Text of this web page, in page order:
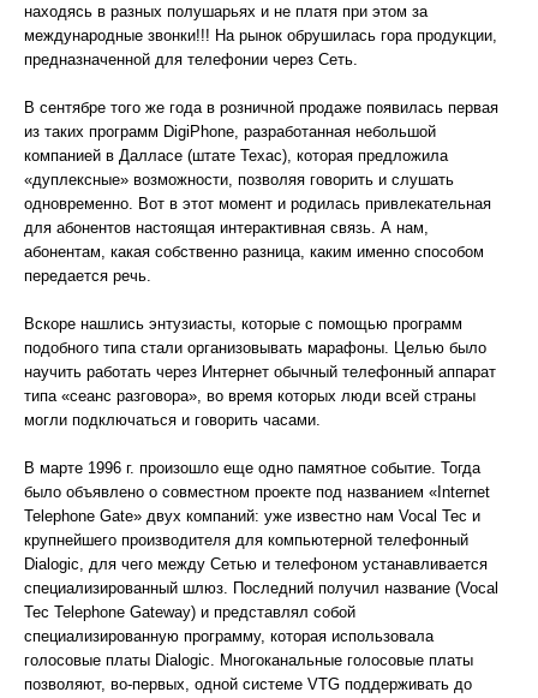
находясь в разных полушарьях и не платя при этом за
международные звонки!!! На рынок обрушилась гора продукции,
предназначенной для телефонии через Сеть.
В сентябре того же года в розничной продаже появилась первая
из таких программ DigiPhone, разработанная небольшой
компанией в Далласе (штате Техас), которая предложила
«дуплексные» возможности, позволяя говорить и слушать
одновременно. Вот в этот момент и родилась привлекательная
для абонентов настоящая интерактивная связь. А нам,
абонентам, какая собственно разница, каким именно способом
передается речь.
Вскоре нашлись энтузиасты, которые с помощью программ
подобного типа стали организовывать марафоны. Целью было
научить работать через Интернет обычный телефонный аппарат
типа «сеанс разговора», во время которых люди всей страны
могли подключаться и говорить часами.
В марте 1996 г. произошло еще одно памятное событие. Тогда
было объявлено о совместном проекте под названием «Internet
Telephone Gate» двух компаний: уже известно нам Vocal Tec и
крупнейшего производителя для компьютерной телефонный
Dialogic, для чего между Сетью и телефоном устанавливается
специализированный шлюз. Последний получил название (Vocal
Tec Telephone Gateway) и представлял собой
специализированную программу, которая использовала
голосовые платы Dialogic. Многоканальные голосовые платы
позволяют, во-первых, одной системе VTG поддерживать до